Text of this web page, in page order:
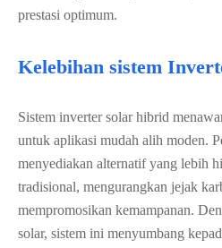
prestasi optimum.
Kelebihan sistem
Sistem inverter solar hibrid
untuk aplikasi mudah alih moden.
menyediakan alternatif yang lebih
tradisional, mengurangkan jejak
mempromosikan kemampanan.
solar, sistem ini menyumbang